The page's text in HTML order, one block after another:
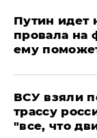
Путин идет
провала на
ему
ВСУ взяли
трассу
"все, что